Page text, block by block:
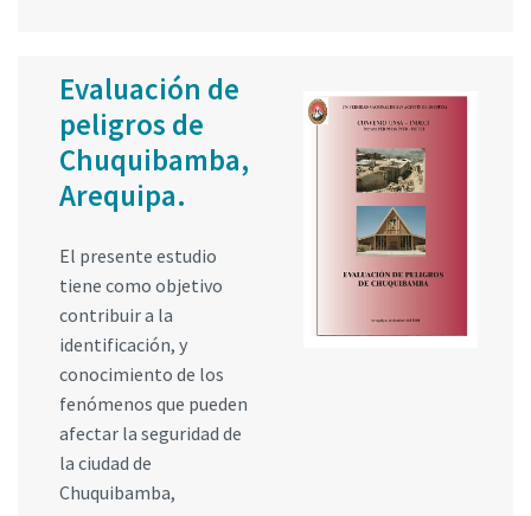
Evaluación de
peligros de
Chuquibamba,
Arequipa.
El presente estudio
tiene como objetivo
contribuir a la
identificación, y
conocimiento de los
fenómenos que pueden
afectar la seguridad de
la ciudad de
Chuquibamba,